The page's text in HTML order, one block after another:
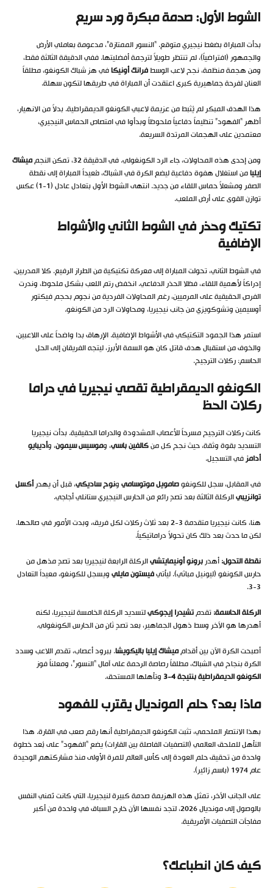
الشوط الأول: صدمة مبكرة ورد سريع
بدأت المباراة بضغط نيجيري متوقع. “النسور الممتازة”، مدعومة بعاملي الأرض
والجمهور (افتراضياً)، لم تنتظر طويلاً لترجمة أفضليتها. ففي الدقيقة الثالثة فقط،
ومن هجمة منظمة، نجح لاعب الوسطفرانك أونيكافي هز شباك الكونغو، مطلقاً
العنان لفرحة جماهيرية كبرى اعتقدت أن المباراة في طريقها لتكون سهلة.
هذا الهدف المبكر لم يُثبط من عزيمة لاعبي الكونغو الديمقراطية. بدلاً من الانهيار،
أظهر “الفهود” تنظيماً دفاعياً ملحوظاً وبدأوا في امتصاص الحماس النيجيري،
معتمدين على الهجمات المرتدة السريعة.
ومن إحدى هذه المحاولات، جاء الرد الكونغولي. في الدقيقة 32، تمكن النجم
ميشاك
إيليامن استغلال هفوة دفاعية ليضع الكرة في الشباك، مُعيداً المباراة إلى نقطة
الصفر ومشعلاً حماس اللقاء من جديد. انتهى الشوط الأول بتعادل عادل (1-1) عكس
توازن القوى على أرض الملعب.
تكتيك وحذر في الشوط الثاني والأشواط
الإضافية
في الشوط الثاني، تحولت المباراة إلى معركة تكتيكية من الطراز الرفيع. كلا المدربين،
إدراكاً لأهمية اللقاء، فضّلا الحذر الدفاعي. انخفض رتم اللعب بشكل ملحوظ، وندرت
الفرص الحقيقية على المرميين، رغم المحاولات الفردية من نجوم بحجم فيكتور
أوسيمين وتشوكويزي من جانب نيجيريا، ومحاولات الرد من الكونغو.
استمر هذا الجمود التكتيكي في الأشواط الإضافية. الإرهاق بدا واضحاً على اللاعبين،
والخوف من استقبال هدف قاتل كان هو السمة الأبرز، ليتجه الفريقان إلى الحل
الحاسم: ركلات الترجيح.
الكونغو الديمقراطية تقصي نيجيريا في دراما
ركلات الحظ
كانت ركلات الترجيح مسرحاً للأعصاب المشدودة والدراما الحقيقية. بدأت نيجيريا
التسديد بقوة وثقة، حيث نجح كل منكالفين باسي، وموسيس سيمون، وأديبايو
أدامزفي التسجيل.
في المقابل، سجل للكونغوصامويل موتوساميونوح ساديكي، قبل أن يهدرأكسل
توانزيبيالركلة الثالثة بعد تصدٍ رائع من الحارس النيجيري ستانلي أجاجي.
هنا، كانت نيجيريا متقدمة 3-2 بعد ثلاث ركلات لكل فريق، وبدت الأمور في صالحها.
لكن ما حدث بعد ذلك كان تحولاً دراماتيكياً.
نقطة التحول:أهدربرونو أونيمايتشيالركلة الرابعة لنيجيريا بعد تصدٍ مذهل من
حارس الكونغو (ليونيل مباثي). ليأتيفيستون مايليويسجل للكونغو، معيداً التعادل
3-3.
الركلة الحاسمة:تقدمتشيدرا إيجوكيلتسديد الركلة الخامسة لنيجيريا، لكنه
أهدرها هو الآخر وسط ذهول الجماهير، بعد تصدٍ ثانٍ من الحارس الكونغولي.
أصبحت الكرة الآن بين أقدامميشاك إيليا باليكويشا. ببرود أعصاب، تقدم اللاعب وسدد
الكرة بنجاح في الشباك، مطلقاً رصاصة الرحمة على آمال “النسور”، ومعلناً فوز
الكونغو الديمقراطية بنتيجة 4-3
وتأهلها المستحق.
ماذا بعد؟ حلم المونديال يقترب للفهود
بهذا الانتصار الملحمي، تثبت الكونغو الديمقراطية أنها رقم صعب في القارة. هذا
التأهل للملحق العالمي (التصفيات الفاصلة بين القارات) يضع “الفهود” على بُعد خطوة
واحدة من تحقيق حلم العودة إلى كأس العالم للمرة الأولى منذ مشاركتهم الوحيدة
عام 1974 (باسم زائير).
على الجانب الآخر، تمثل هذه الهزيمة صدمة كبيرة لنيجيريا، التي كانت تُمني النفس
بالوصول إلى مونديال 2026، لتجد نفسها الآن خارج السباق في واحدة من أكبر
مفاجآت التصفيات الأفريقية.
كيف كان انطباعك؟